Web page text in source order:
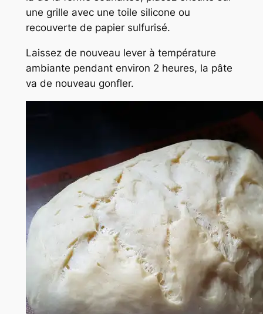
une grille avec une toile silicone ou
recouverte de papier sulfurisé.
Laissez de nouveau lever à température
ambiante pendant environ 2 heures, la pâte
va de nouveau gonfler.